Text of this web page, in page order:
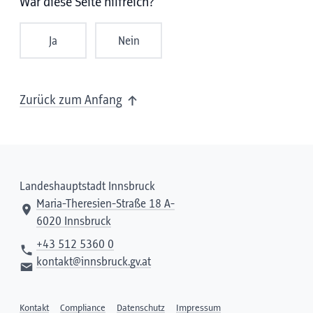
Ja Nein
Zurück zum Anfang
Landeshauptstadt Innsbruck
Maria-Theresien-Straße 18 A-
6020 Innsbruck
+43 512 5360 0
kontakt@innsbruck.gv.at
Kontakt Compliance Datenschutz Impressum